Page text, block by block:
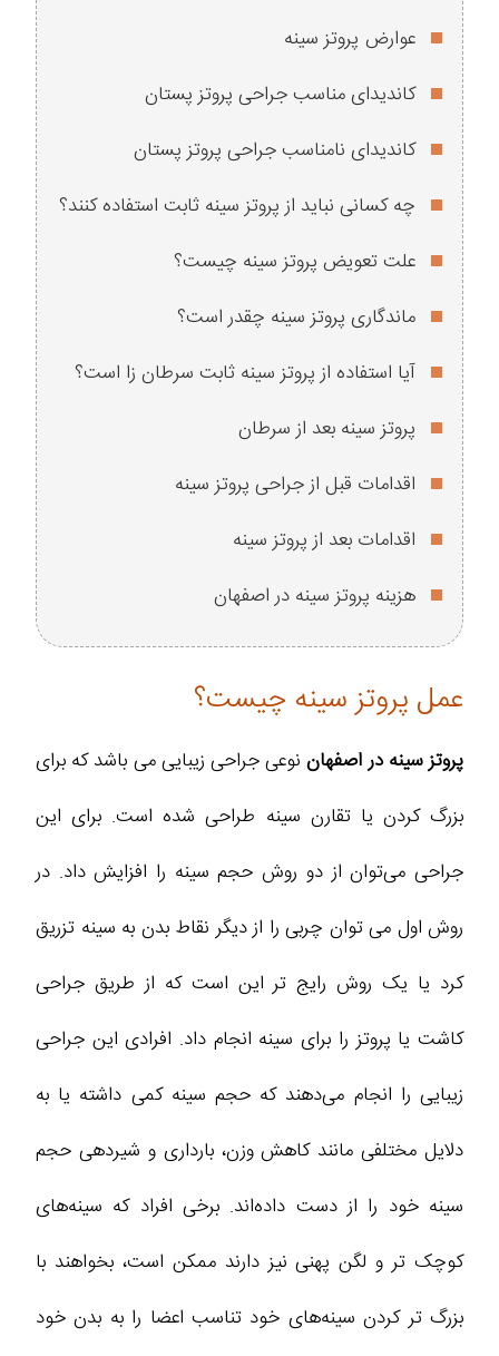
عوارض پروتز سینه
کاندیدای مناسب جراحی پروتز پستان
کاندیدای نامناسب جراحی پروتز پستان
چه کسانی نباید از پروتز سینه ثابت استفاده کنند؟
علت تعویض پروتز سینه چیست؟
ماندگاری پروتز سینه چقدر است؟
آیا استفاده از پروتز سینه ثابت سرطان زا است؟
پروتز سینه بعد از سرطان
اقدامات قبل از جراحی پروتز سینه
اقدامات بعد از پروتز سینه
هزینه پروتز سینه در اصفهان
عمل پروتز سینه چیست؟
پروتز سینه در اصفهاننوعی جراحی زیبایی می باشد که برای
بزرگ کردن یا تقارن سینه طراحی شده است. برای این
جراحی می‌توان از دو روش حجم سینه را افزایش داد. در
روش اول می توان چربی را از دیگر نقاط بدن به سینه تزریق
کرد یا یک روش رایج‌ تر این است که از طریق جراحی
کاشت یا پروتز را برای سینه انجام داد. افرادی این جراحی
زیبایی را انجام می‌دهند که حجم سینه کمی داشته یا به
دلایل مختلفی مانند کاهش وزن، بارداری و شیردهی حجم
سینه خود را از دست داده‌اند. برخی افراد که سینه‌های
کوچک‌ تر و لگن پهنی نیز دارند ممکن است، بخواهند با
بزرگ‌ تر کردن سینه‌های خود تناسب اعضا را به بدن خود